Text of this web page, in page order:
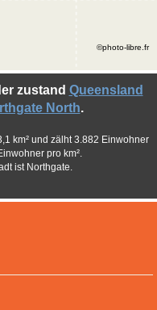
zustand Queensland
North.
km² und zälht 3.882 Einwohner
pro km².
ist Northgate.
©photo-libre.fr